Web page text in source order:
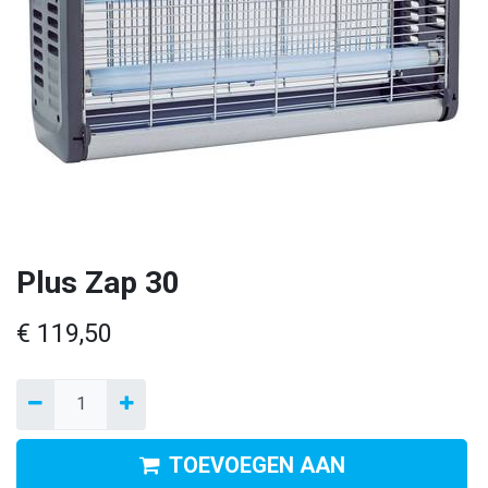
Plus Zap 30
€ 119,50
TOEVOEGEN AAN